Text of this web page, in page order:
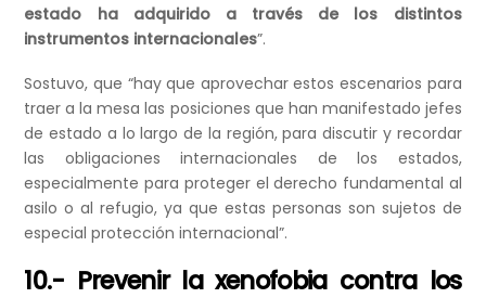
estado ha adquirido a través de los distintos
instrumentos internacionales”.
Sostuvo, que “hay que aprovechar estos escenarios para
traer a la mesa las posiciones que han manifestado jefes
de estado a lo largo de la región, para discutir y recordar
las obligaciones internacionales de los estados,
especialmente para proteger el derecho fundamental al
asilo o al refugio, ya que estas personas son sujetos de
especial protección internacional”.
10.- Prevenir la xenofobia contra los